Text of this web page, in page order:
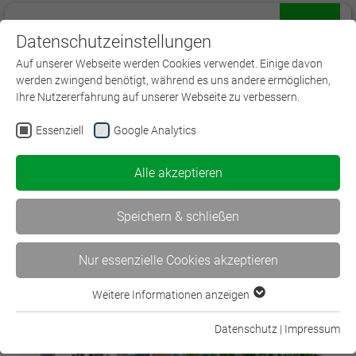
Vorstand des BWV Koblenz e.V.
Führungskräfte aus der örtlichen Assekuranz
Datenschutzeinstellungen
Auf unserer Webseite werden Cookies verwendet. Einige davon
werden zwingend benötigt, während es uns andere ermöglichen,
Ihre Nutzererfahrung auf unserer Webseite zu verbessern.
Essenziell Google Analytics
Alle akzeptieren
Speichern & schließen
Nur essenzielle Cookies akzeptieren
Essenzielle Cookies werden für grundlegende Funktionen der
Weitere Informationen anzeigen
Datenschutz | Impressum